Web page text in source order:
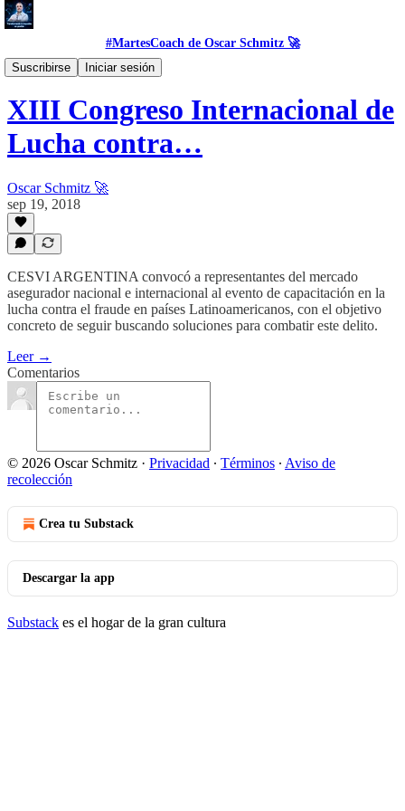
#MartesCoach de Oscar Schmitz 🚀
Suscribirse
Iniciar sesión
#Blog
XIII Congreso Internacional de
Lucha contra…
Oscar Schmitz 🚀
sep 19, 2018
CESVI ARGENTINA convocó a representantes del mercado
asegurador nacional e internacional al evento de capacitación en la
lucha contra el fraude en países Latinoamericanos, con el objetivo
concreto de seguir buscando soluciones para combatir este delito.
Leer →
Comentarios
© 2026 Oscar Schmitz · Privacidad ∙ Términos ∙ Aviso de
recolección
Crea tu Substack
Descargar la app
Substack es el hogar de la gran cultura